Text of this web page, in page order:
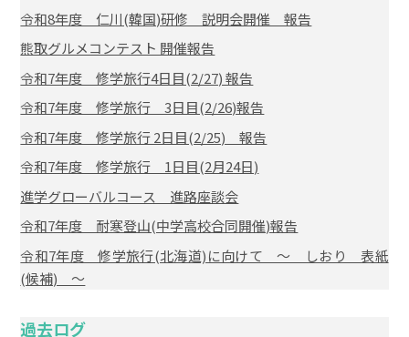
令和8年度 仁川(韓国)研修 説明会開催 報告
熊取グルメコンテスト 開催報告
令和7年度 修学旅行4日目(2/27) 報告
令和7年度 修学旅行 3日目(2/26)報告
令和7年度 修学旅行 2日目(2/25) 報告
令和7年度 修学旅行 1日目(2月24日)
進学グローバルコース 進路座談会
令和7年度 耐寒登山(中学高校合同開催)報告
令和7年度 修学旅行(北海道)に向けて ～ しおり 表紙
(候補) ～
過去ログ